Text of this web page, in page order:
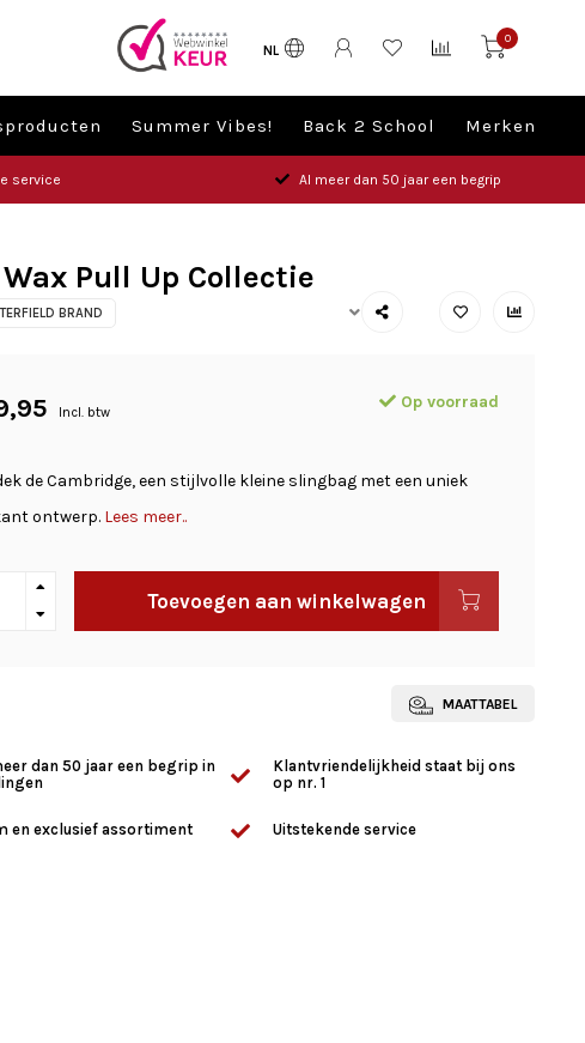
NL
0
Summer Vibes! Back 2 School Merken
service Al meer dan 50 jaar een begrip
Pull Up Collectie
BRAND
Incl. btw
Op voorraad
de Cambridge, een stijlvolle kleine slingbag met een uniek
ontwerp. Lees meer..
Toevoegen aan winkelwagen
MAATTABEL
dan 50 jaar een begrip in
Klantvriendelijkheid staat bij ons
op nr. 1
en exclusief assortiment Uitstekende service